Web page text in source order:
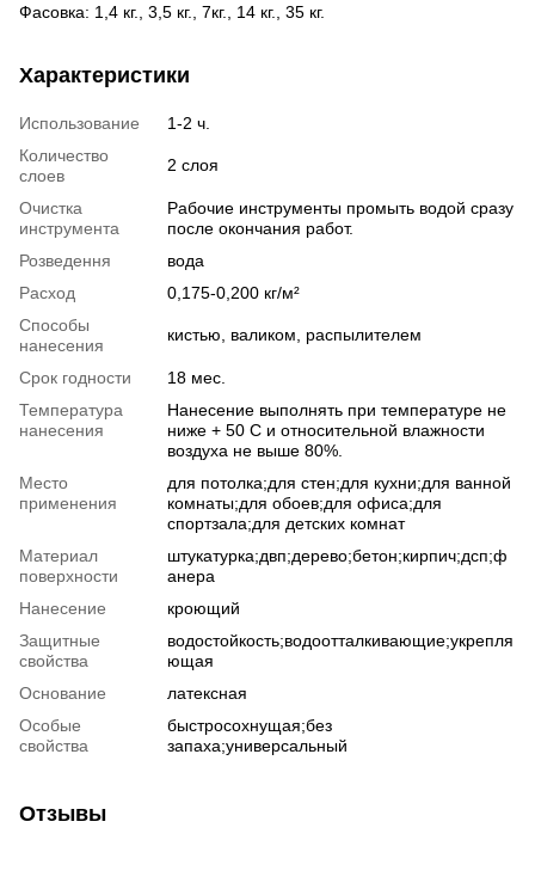
Фасовка: 1,4 кг., 3,5 кг., 7кг., 14 кг., 35 кг.
Характеристики
Использование
1-2 ч.
Количество
слоев
2 слоя
Очистка
инструмента
Рабочие инструменты промыть водой сразу
после окончания работ.
Розведення
вода
Расход
0,175-0,200 кг/м²
Способы
нанесения
кистью, валиком, распылителем
Срок годности
18 мес.
Температура
нанесения
Нанесение выполнять при температуре не
ниже + 50 С и относительной влажности
воздуха не выше 80%.
Место
применения
для потолка;для стен;для кухни;для ванной
комнаты;для обоев;для офиса;для
спортзала;для детских комнат
Материал
поверхности
штукатурка;двп;дерево;бетон;кирпич;дсп;ф
анера
Нанесение
кроющий
Защитные
свойства
водостойкость;водоотталкивающие;укрепля
ющая
Основание
латексная
Особые
свойства
быстросохнущая;без
запаха;универсальный
Отзывы